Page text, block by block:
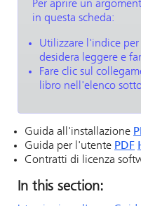
Per aprire un
in questa scheda:
Utilizzare l'indice
desidera leggere e
Fare clic sul
libro nell'elenco
Guida all'installazione
Guida per l'utente PDF
Contratti di licenza
In this section: